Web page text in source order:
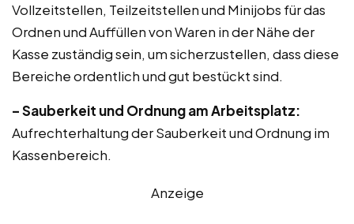
Vollzeitstellen, Teilzeitstellen und Minijobs für das
Ordnen und Auffüllen von Waren in der Nähe der
Kasse zuständig sein, um sicherzustellen, dass diese
Bereiche ordentlich und gut bestückt sind.
– Sauberkeit und Ordnung am Arbeitsplatz:
Aufrechterhaltung der Sauberkeit und Ordnung im
Kassenbereich.
Anzeige